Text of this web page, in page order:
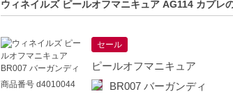
※室温20度前後での乾燥を基準としており、室内の温度
④美容成分配合で人体に優しい処方
・主成分は水（危険な揮発性成分、有害物質を含まない）
・人体や環境に優しい
・子供や妊娠中の方も使える
ウィネイルズ ピールオフマニキュア AG114 カプレ
商品番号 d4010044
セール
ピールオフマニキュア
BR007 バーガンディ